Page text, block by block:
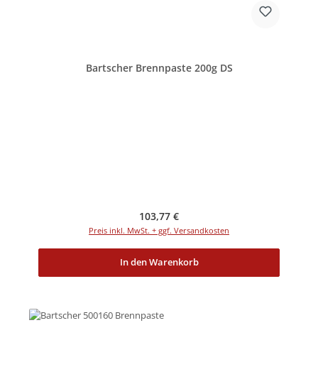
Bartscher Brennpaste 200g DS
Regulärer Preis:
103,77 €
Preis inkl. MwSt. + ggf. Versandkosten
In den Warenkorb